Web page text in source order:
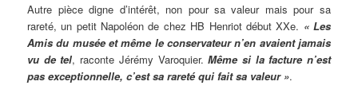
Autre pièce digne d’intérêt, non pour sa valeur mais pour sa
rareté, un petit Napoléon de chez HB Henriot début XXe. « Les
Amis du musée et même le conservateur n’en avaient jamais
vu de tel, raconte Jérémy Varoquier.Même si la facture n’est
pas exceptionnelle, c’est sa rareté qui fait sa valeur ».